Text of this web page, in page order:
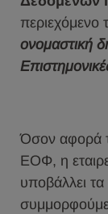
περιεχόμενο
ονομαστική
Όσον αφορά
ΕΟΦ, η
υποβάλλει τα